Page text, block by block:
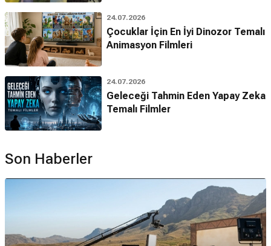
24.07.2026
Çocuklar İçin En İyi Dinozor Temalı
Animasyon Filmleri
24.07.2026
Geleceği Tahmin Eden Yapay Zeka
Temalı Filmler
Son Haberler